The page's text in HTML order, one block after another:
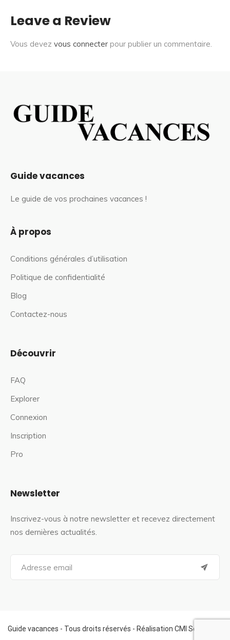
Leave a Review
Vous devez vous connecter pour publier un commentaire.
Guide vacances
Le guide de vos prochaines vacances !
À propos
Conditions générales d’utilisation
Politique de confidentialité
Blog
Contactez-nous
Découvrir
FAQ
Explorer
Connexion
Inscription
Pro
Newsletter
Inscrivez-vous à notre newsletter et recevez directement
nos dernières actualités.
a
f
o
Guide vacances - Tous droits réservés - Réalisation CMI Services